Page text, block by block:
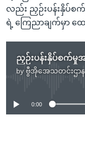
လည်း ညှဉ်းပန်းနှိပ်စ
ရဲ့ ကြေညာချက်မှာ ထ
by ဗွီအိုအေသတင်းဌာန
No
0:00